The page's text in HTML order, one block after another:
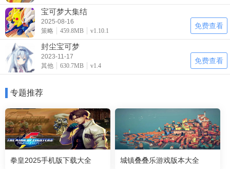
宝可梦大集结
2025-08-16
策略
459.8MB v1.10.1
免费查看
封尘宝可梦
2023-11-17
其他
630.7MB v1.4
免费查看
专题推荐
拳皇2025手机版下载大全 城镇叠叠乐游戏版本大全